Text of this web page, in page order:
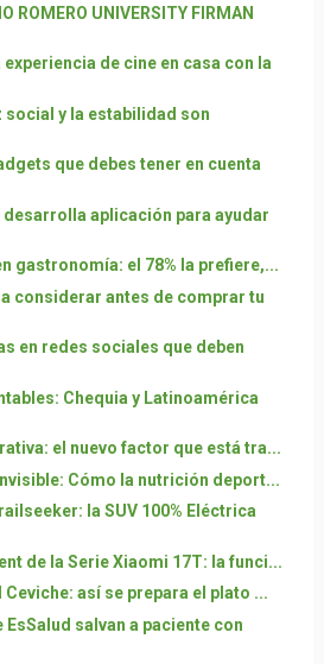
ROMERO UNIVERSITY FIRMAN
de cine en casa con la
social y la estabilidad son
que debes tener en cuenta
desarrolla aplicación para ayudar
gastronomía: el 78% la prefiere,...
considerar antes de comprar tu
en redes sociales que deben
Chequia y Latinoamérica
el nuevo factor que está tra...
Cómo la nutrición deport...
la SUV 100% Eléctrica
de la Serie Xiaomi 17T: la funci...
Ceviche: así se prepara el plato ...
salvan a paciente con